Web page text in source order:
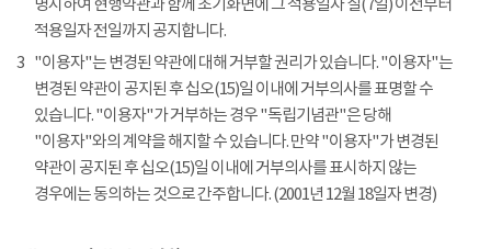
명시하여 현행약관과 함께 초기화면에 그 적용일자 칠(7일) 이전부터
적용일자 전일까지 공지합니다.
3 "이용자"는 변경된 약관에 대해 거부할 권리가 있습니다. "이용자"는
변경된 약관이 공지된 후 십오(15)일 이내에 거부의사를 표명할 수
있습니다. "이용자"가 거부하는 경우 "독립기념관"은 당해
"이용자"와의 계약을 해지할 수 있습니다. 만약 "이용자"가 변경된
약관이 공지된 후 십오(15)일 이내에 거부의사를 표시하지 않는
경우에는 동의하는 것으로 간주합니다. (2001년 12월 18일자 변경)